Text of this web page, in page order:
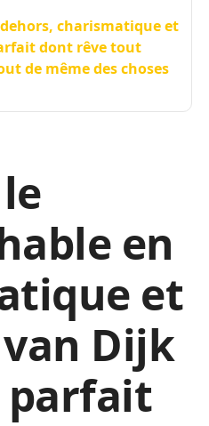
charismatique et
dont rêve tout
de même des choses
en
et
Dijk
parfait